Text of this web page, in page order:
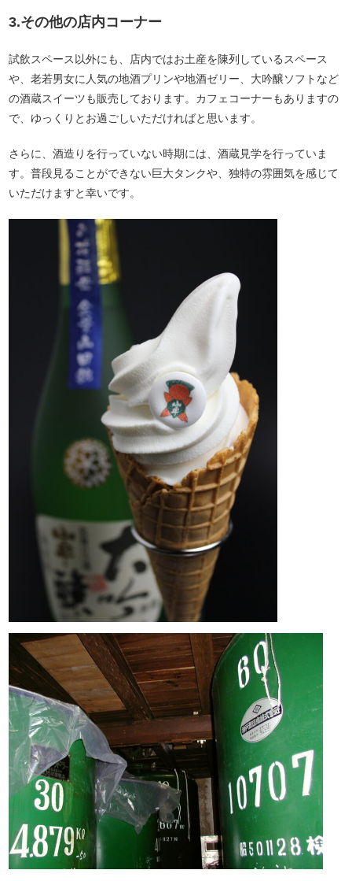
3.その他の店内コーナー
試飲スペース以外にも、店内ではお土産を陳列しているスペース
や、老若男女に人気の地酒プリンや地酒ゼリー、大吟醸ソフトなど
の酒蔵スイーツも販売しております。カフェコーナーもありますの
で、ゆっくりとお過ごしいただければと思います。
さらに、酒造りを行っていない時期には、酒蔵見学を行っていま
す。普段見ることができない巨大タンクや、独特の雰囲気を感じて
いただけますと幸いです。